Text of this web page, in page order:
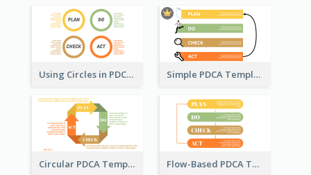
Using Circles in PDCA Templates Simple PDCA Template with Icons
Circular PDCA Template Flow-Based PDCA Template